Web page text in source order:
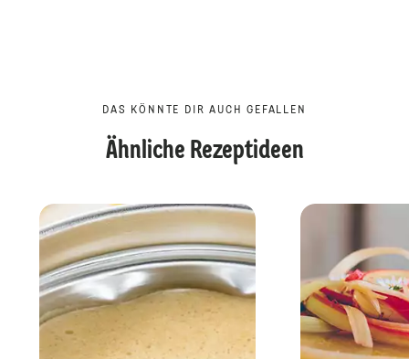
DAS KÖNNTE DIR AUCH GEFALLEN
Ähnliche Rezeptideen